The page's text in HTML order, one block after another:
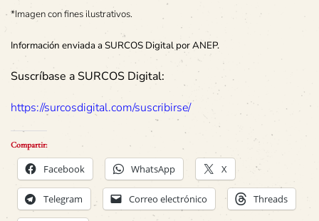
*Imagen con fines ilustrativos.
Información enviada a SURCOS Digital por ANEP.
Suscríbase a SURCOS Digital:
https://surcosdigital.com/suscribirse/
Compartir:
Facebook WhatsApp X
Telegram Correo electrónico Threads